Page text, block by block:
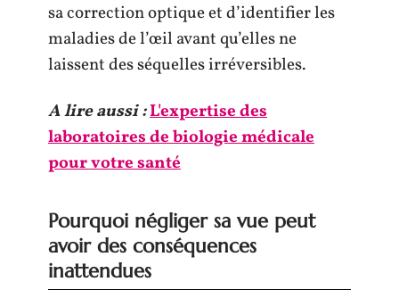
sa correction optique et d’identifier les
maladies de l’œil avant qu’elles ne
laissent des séquelles irréversibles.
A lire aussi :L'expertise des
laboratoires de biologie médicale
pour votre santé
Pourquoi négliger sa vue peut
avoir des conséquences
inattendues